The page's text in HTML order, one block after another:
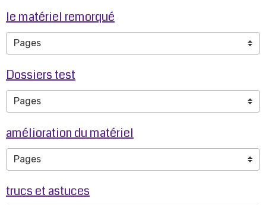
le matériel remorqué
Dossiers test
amélioration du matériel
trucs et astuces